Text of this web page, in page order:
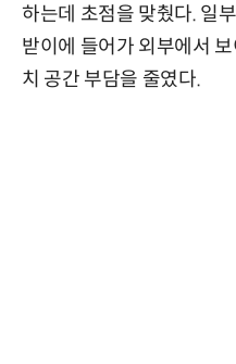
하는데 초점을 맞췄다. 일
받이에 들어가 외부에서
치 공간 부담을 줄였다.